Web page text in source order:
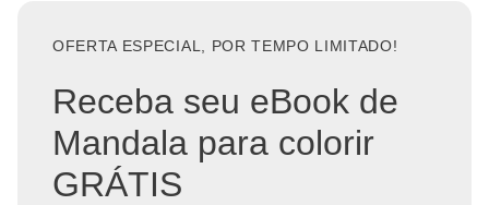
OFERTA ESPECIAL, POR TEMPO LIMITADO!
Receba seu eBook de
Mandala para colorir
GRÁTIS